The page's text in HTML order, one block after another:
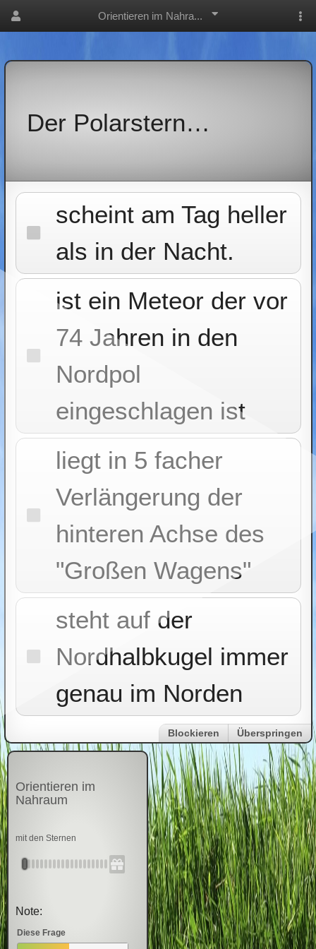
Orientieren im Nahra...
Der Polarstern…
scheint am Tag heller
als in der Nacht.
ist ein Meteor der vor
74 Jahren in den
Nordpol
eingeschlagen ist
liegt in 5 facher
Verlängerung der
hinteren Achse des
"Großen Wagens"
steht auf der
Nordhalbkugel immer
genau im Norden
Blockieren Überspringen
Orientieren im
Nahraum
mit den Sternen
Note:
Diese Frage